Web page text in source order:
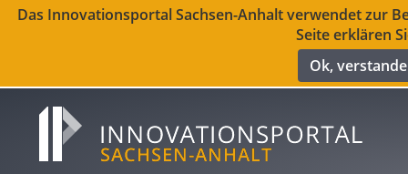
Das Innovationsportal Sachsen-Anhalt verwendet zur
Seite erklären
Ok,